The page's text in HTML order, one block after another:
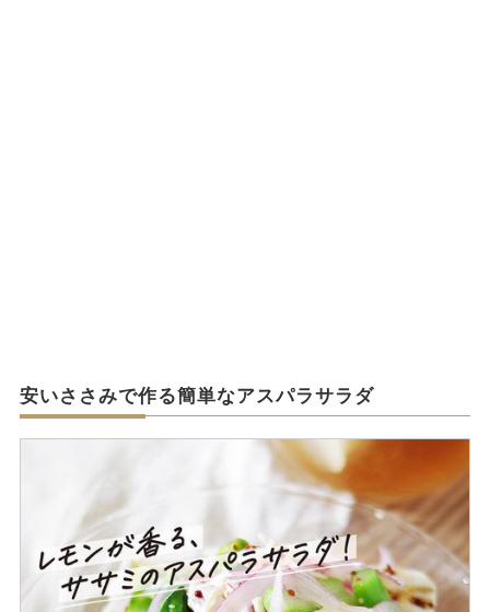
安いささみで作る簡単なアスパラサラダ